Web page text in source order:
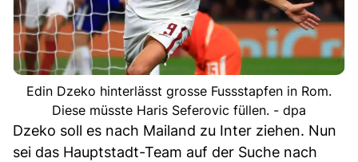
Edin Dzeko hinterlässt grosse Fussstapfen in Rom.
Diese müsste Haris Seferovic füllen. - dpa
Dzeko soll es nach Mailand zu Inter ziehen. Nun
sei das Hauptstadt-Team auf der Suche nach